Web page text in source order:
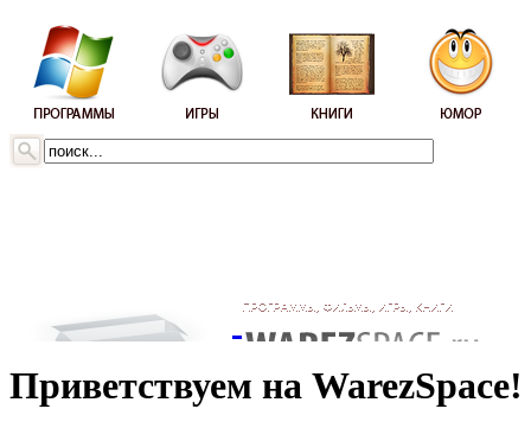
Приветствуем на WarezSpace!